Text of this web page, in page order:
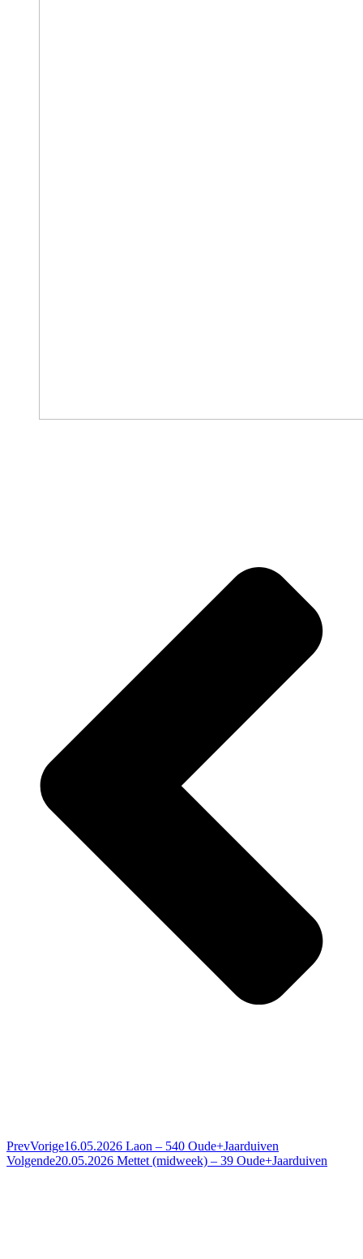
PrevVorige16.05.2026 Laon – 540 Oude+Jaarduiven
Volgende20.05.2026 Mettet (midweek) – 39 Oude+Jaarduiven